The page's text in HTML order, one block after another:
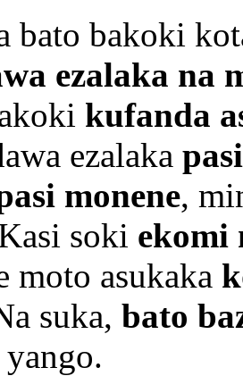
bato bakoki
ezalaka na
kufanda
ezalaka
monene,
soki ekomi
moto asukaka
suka, bato